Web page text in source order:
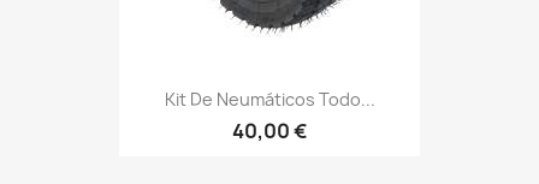
Kit De Neumáticos Todo...
40,00 €